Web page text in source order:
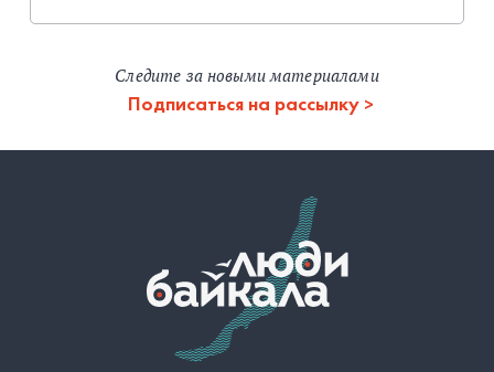
Следите за новыми материалами
Подписаться на рассылку